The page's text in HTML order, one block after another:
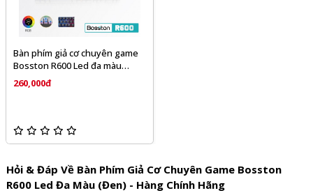
Bàn phím giả cơ chuyên game
Bosston R600 Led đa màu
(Đen) - Hàng chính hãng
260,000đ
Hỏi & Đáp Về Bàn Phím Giả Cơ Chuyên Game Bosston
R600 Led Đa Màu (Đen) - Hàng Chính Hãng